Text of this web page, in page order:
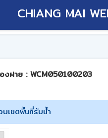
CHIANG MAI
งฝาย : WCM050100203
เขตพื้นที่รับน้ำ